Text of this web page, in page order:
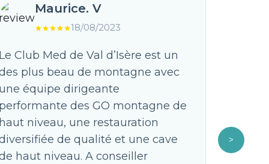
Maurice. V
18/08/2023
Le Club Med de Val d’Isère est un
plus beau de montagne avec
une équipe dirigeante
performante des GO montagne de
haut niveau, une restauration
de qualité et une cave
haut niveau. A conseiller
est